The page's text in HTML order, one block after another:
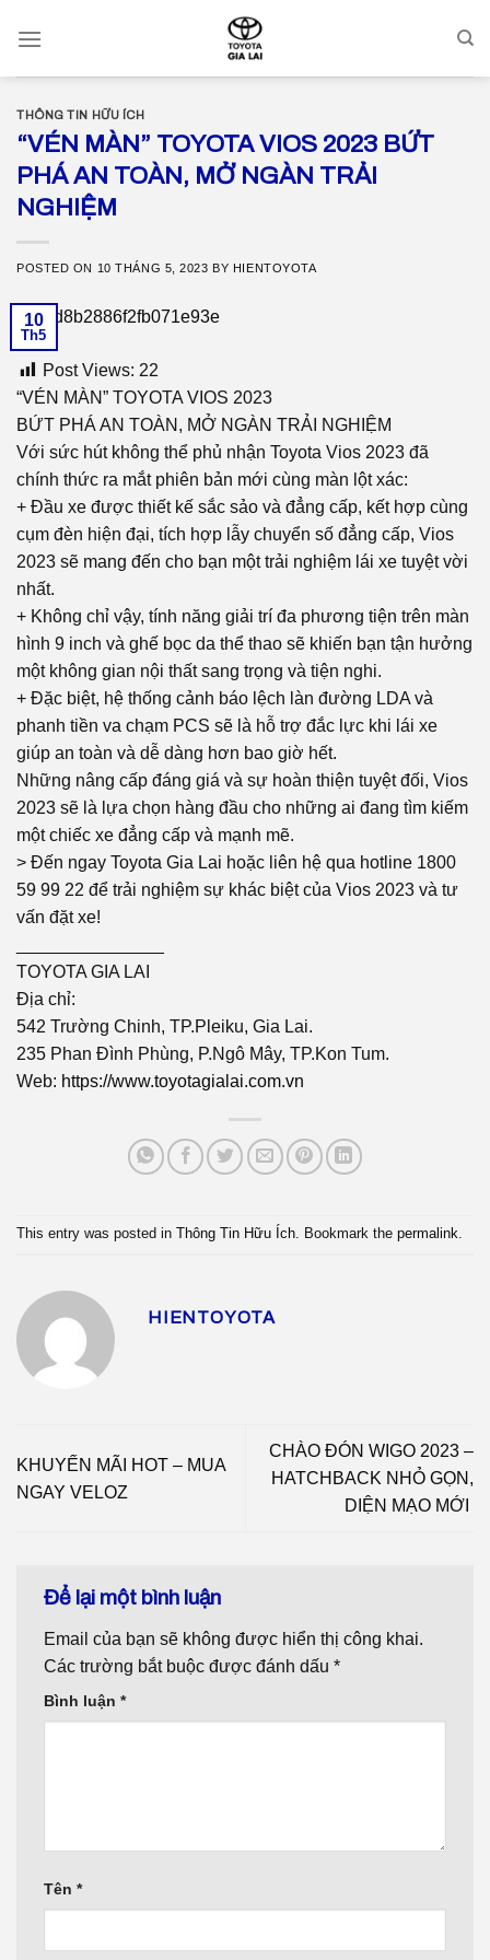
THÔNG TIN HỮU ÍCH
“VÉN MÀN” TOYOTA VIOS 2023 BỨT
PHÁ AN TOÀN, MỞ NGÀN TRẢI
NGHIỆM
POSTED ON 10 THÁNG 5, 2023 BY HIENTOYOTA
10
Th5
Post Views: 22
“VÉN MÀN” TOYOTA VIOS 2023
BỨT PHÁ AN TOÀN, MỞ NGÀN TRẢI NGHIỆM
Với sức hút không thể phủ nhận Toyota Vios 2023 đã
chính thức ra mắt phiên bản mới cùng màn lột xác:
+ Đầu xe được thiết kế sắc sảo và đẳng cấp, kết hợp cùng
cụm đèn hiện đại, tích hợp lẫy chuyển số đẳng cấp, Vios
2023 sẽ mang đến cho bạn một trải nghiệm lái xe tuyệt vời
nhất.
+ Không chỉ vậy, tính năng giải trí đa phương tiện trên màn
hình 9 inch và ghế bọc da thể thao sẽ khiến bạn tận hưởng
một không gian nội thất sang trọng và tiện nghi.
+ Đặc biệt, hệ thống cảnh báo lệch làn đường LDA và
phanh tiền va chạm PCS sẽ là hỗ trợ đắc lực khi lái xe
giúp an toàn và dễ dàng hơn bao giờ hết.
Những nâng cấp đáng giá và sự hoàn thiện tuyệt đối, Vios
2023 sẽ là lựa chọn hàng đầu cho những ai đang tìm kiếm
một chiếc xe đẳng cấp và mạnh mẽ.
> Đến ngay Toyota Gia Lai hoặc liên hệ qua hotline 1800
59 99 22 để trải nghiệm sự khác biệt của Vios 2023 và tư
vấn đặt xe!
TOYOTA GIA LAI
Địa chỉ:
542 Trường Chinh, TP.Pleiku, Gia Lai.
235 Phan Đình Phùng, P.Ngô Mây, TP.Kon Tum.
Web: https://www.toyotagialai.com.vn
This entry was posted in Thông Tin Hữu Ích. Bookmark the permalink.
HIENTOYOTA
KHUYẾN MÃI HOT – MUA
NGAY VELOZ
CHÀO ĐÓN WIGO 2023 –
HATCHBACK NHỎ GỌN,
DIỆN MẠO MỚI
Để lại một bình luận
Email của bạn sẽ không được hiển thị công khai.
Các trường bắt buộc được đánh dấu *
Bình luận *
Tên *